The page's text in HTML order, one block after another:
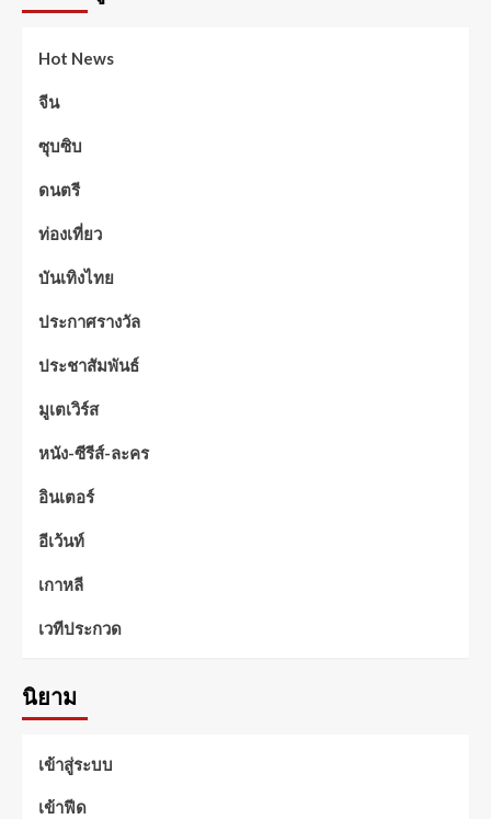
Hot News
จีน
ซุบซิบ
ดนตรี
ท่องเที่ยว
บันเทิงไทย
ประกาศรางวัล
ประชาสัมพันธ์
มูเตเวิร์ส
หนัง-ซีรีส์-ละคร
อินเตอร์
อีเว้นท์
เกาหลี
เวทีประกวด
นิยาม
เข้าสู่ระบบ
เข้าฟีด